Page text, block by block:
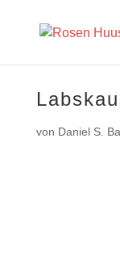
von Daniel S.